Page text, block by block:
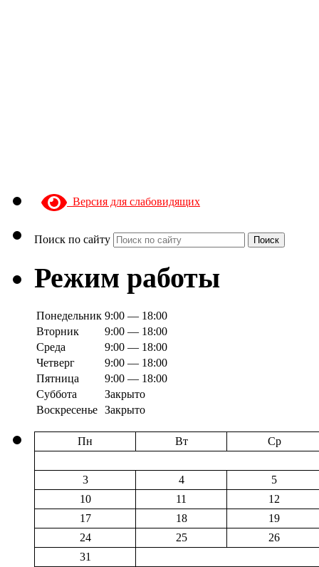
Версия для слабовидящих
Поиск по сайту Поиск
Режим работы
Понедельник 9:00 — 18:00
Вторник
9:00 — 18:00
Среда
9:00 — 18:00
Четверг
9:00 — 18:00
Пятница
9:00 — 18:00
Суббота
Закрыто
Воскресенье Закрыто
Пн Вт Ср
3 4
5
10
11
12
17
18
19
24
25
26
31